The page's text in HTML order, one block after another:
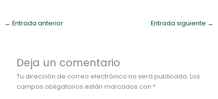
← Entrada anterior Entrada siguiente →
Deja un comentario
Tu dirección de correo electrónico no será publicada. Los
campos obligatorios están marcados con *